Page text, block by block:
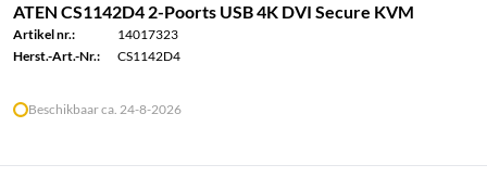
ATEN CS1142D4 2-Poorts USB 4K DVI Secure KVM
Artikel nr.:
14017323
Herst.-Art.-Nr.:
CS1142D4
Beschikbaar ca. 24-8-2026